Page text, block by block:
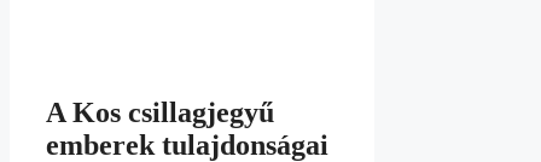
A Kos csillagjegyű
emberek tulajdonságai